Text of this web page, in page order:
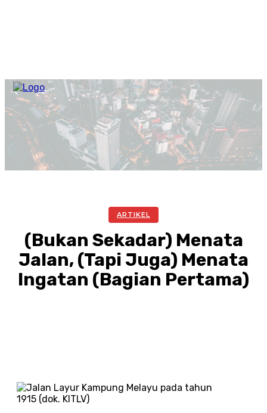
ARTIKEL
(Bukan Sekadar) Menata
Jalan, (Tapi Juga) Menata
Ingatan (Bagian Pertama)